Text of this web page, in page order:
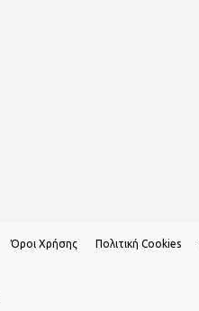
Όροι Χρήσης Πολιτική Cookies